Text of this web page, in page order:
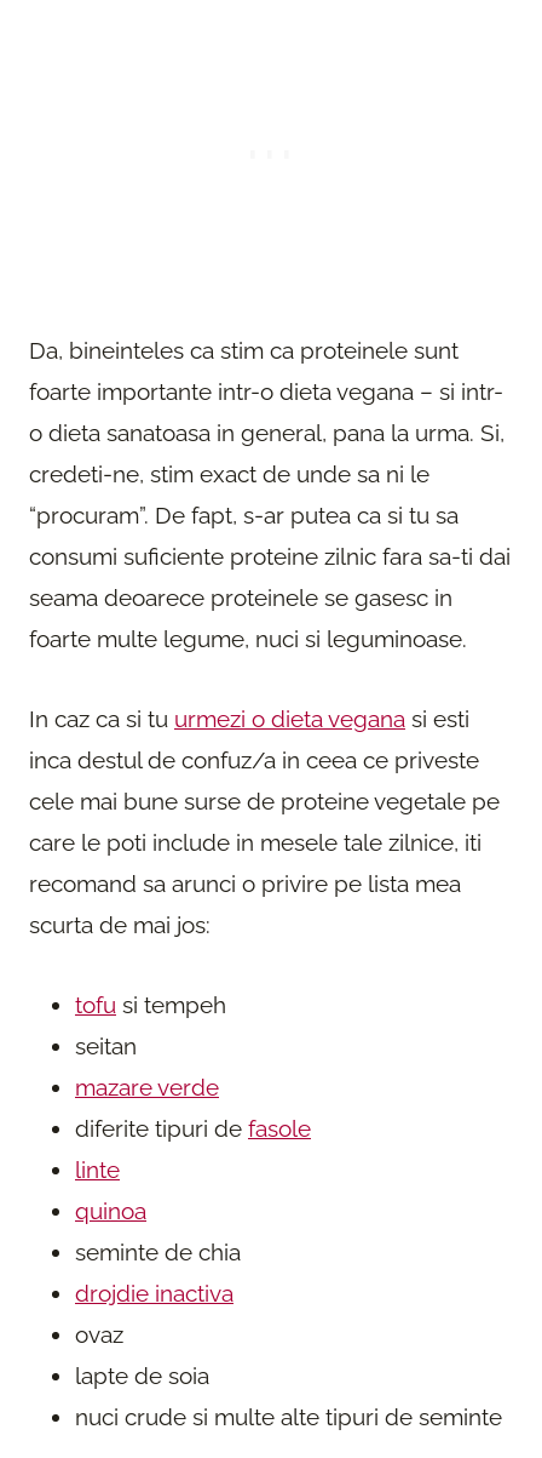
Da, bineinteles ca stim ca proteinele sunt
foarte importante intr-o dieta vegana – si intr-
o dieta sanatoasa in general, pana la urma. Si,
credeti-ne, stim exact de unde sa ni le
“procuram”. De fapt, s-ar putea ca si tu sa
consumi suficiente proteine zilnic fara sa-ti dai
seama deoarece proteinele se gasesc in
foarte multe legume, nuci si leguminoase.
In caz ca si tu urmezi o dieta vegana si esti
inca destul de confuz/a in ceea ce priveste
cele mai bune surse de proteine vegetale pe
care le poti include in mesele tale zilnice, iti
recomand sa arunci o privire pe lista mea
scurta de mai jos:
tofu si tempeh
seitan
mazare verde
diferite tipuri de fasole
linte
quinoa
seminte de chia
drojdie inactiva
ovaz
lapte de soia
nuci crude si multe alte tipuri de seminte